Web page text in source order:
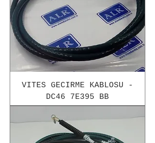
VITES GECIRME KABLOSU -
DC46 7E395 BB